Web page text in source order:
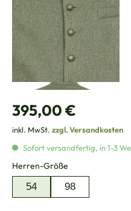
Regulärer Preis:
395,00 €
inkl. MwSt. zzgl. Versandkosten
Sofort versandfertig, in 1-3
Herren-Größe
54 98